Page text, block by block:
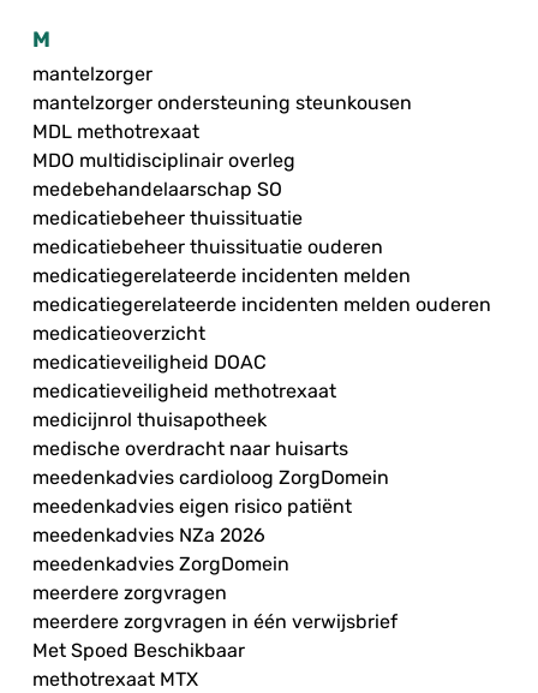
M
mantelzorger
mantelzorger ondersteuning steunkousen
MDL methotrexaat
MDO multidisciplinair overleg
medebehandelaarschap SO
medicatiebeheer thuissituatie
medicatiebeheer thuissituatie ouderen
medicatiegerelateerde incidenten melden
medicatiegerelateerde incidenten melden ouderen
medicatieoverzicht
medicatieveiligheid DOAC
medicatieveiligheid methotrexaat
medicijnrol thuisapotheek
medische overdracht naar huisarts
meedenkadvies cardioloog ZorgDomein
meedenkadvies eigen risico patiënt
meedenkadvies NZa 2026
meedenkadvies ZorgDomein
meerdere zorgvragen
meerdere zorgvragen in één verwijsbrief
Met Spoed Beschikbaar
methotrexaat MTX